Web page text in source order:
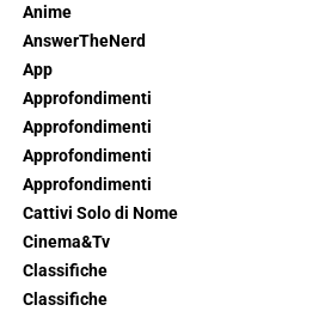
Anime
AnswerTheNerd
App
Approfondimenti
Approfondimenti
Approfondimenti
Approfondimenti
Cattivi Solo di Nome
Cinema&Tv
Classifiche
Classifiche